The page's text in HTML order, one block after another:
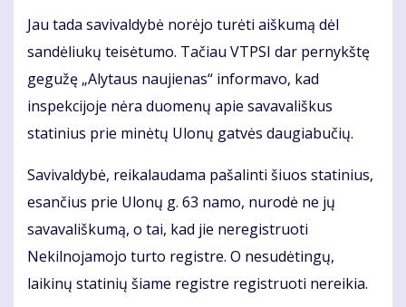
Jau tada savivaldybė norėjo turėti aiškumą dėl
sandėliukų teisėtumo. Tačiau VTPSI dar pernykštę
gegužę „Alytaus naujienas“ informavo, kad
inspekcijoje nėra duomenų apie savavališkus
statinius prie minėtų Ulonų gatvės daugiabučių.
Savivaldybė, reikalaudama pašalinti šiuos statinius,
esančius prie Ulonų g. 63 namo, nurodė ne jų
savavališkumą, o tai, kad jie neregistruoti
Nekilnojamojo turto registre. O nesudėtingų,
laikinų statinių šiame registre registruoti nereikia.